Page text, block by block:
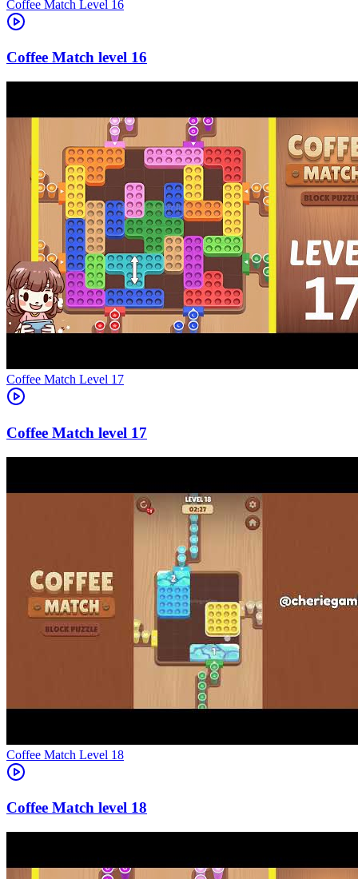
Level 16
16
Level 17
17
Level 18
18